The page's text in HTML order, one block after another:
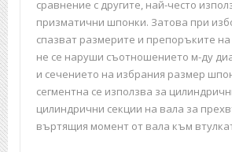
сравнение с другите, най-често
призматични шпонки. Затова при
спазват размерите и препоръките
не се наруши съотношението м-ду
и сечението на избрания размер
сегментна се използва за
цилиндрични секции на вала за
въртящия момент от вала към